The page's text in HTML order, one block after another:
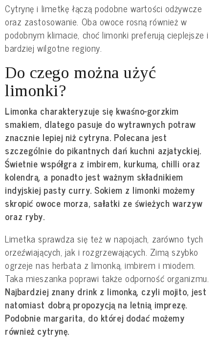
Cytrynę i limetkę łączą podobne wartości odżywcze
oraz zastosowanie. Oba owoce rosną również w
podobnym klimacie, choć limonki preferują cieplejsze i
bardziej wilgotne regiony.
Do czego można użyć
limonki?
Limonka charakteryzuje się kwaśno-gorzkim
smakiem, dlatego pasuje do wytrawnych potraw
znacznie lepiej niż cytryna. Polecana jest
szczególnie do pikantnych dań kuchni azjatyckiej.
Świetnie współgra z imbirem, kurkumą, chilli oraz
kolendrą, a ponadto jest ważnym składnikiem
indyjskiej pasty curry. Sokiem z limonki możemy
skropić owoce morza, sałatki ze świeżych warzyw
oraz ryby.
Limetka sprawdza się też w napojach, zarówno tych
orzeźwiających, jak i rozgrzewających. Zimą szybko
ogrzeje nas herbata z limonką, imbirem i miodem.
Taka mieszanka poprawi także odporność organizmu.
Najbardziej znany drink z limonką, czyli mojito, jest
natomiast dobrą propozycją na letnią imprezę.
Podobnie margarita, do której dodać możemy
również cytrynę.